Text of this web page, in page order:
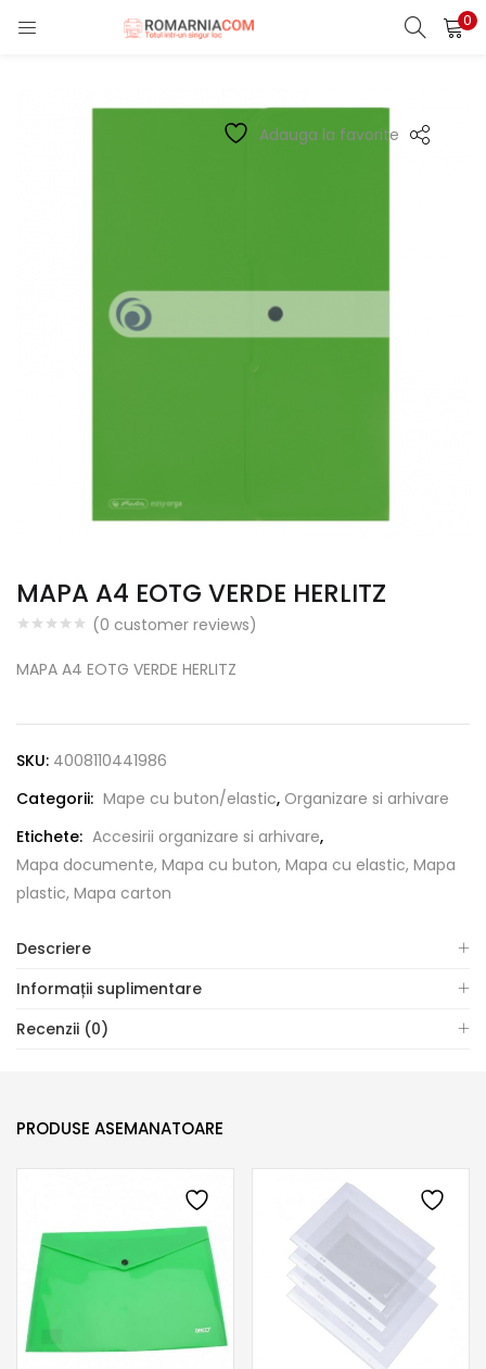
0
LOGIN REGISTER
Enter your username and password to login.
Adauga la favorite
MAPA A4 EOTG VERDE HERLITZ
(0 customer reviews)
MAPA A4 EOTG VERDE HERLITZ
SKU: 4008110441986
Categorii: Mape cu buton/elastic, Organizare si arhivare
Etichete: Accesirii organizare si arhivare,
Mapa documente, Mapa cu buton, Mapa cu elastic, Mapa
plastic, Mapa carton
Descriere
Informații suplimentare
Recenzii (0)
PRODUSE ASEMANATOARE